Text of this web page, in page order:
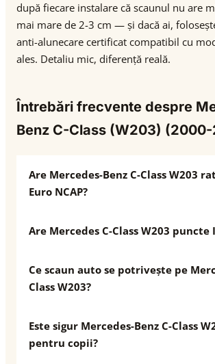
după fiecare instalare că scaunul nu are
mai mare de 2-3 cm — și dacă ai,
anti-alunecare certificat compatibil cu
ales. Detaliu mic, diferență reală.
Întrebări frecvente despre
Benz C-Class (W203)
Are Mercedes-Benz C-Class W203
Euro NCAP?
Are Mercedes C-Class W203 puncte
Ce scaun auto se potrivește pe
Class W203?
Este sigur Mercedes-Benz C-Class
pentru copii?